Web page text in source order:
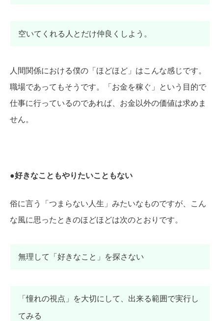
空いてくれる人とだけ仲良くしよう。
人間関係における僕の「ほどほど」はこんな感じです。
職場であってもそうです。「お金を稼ぐ」という目的で
仕事に行っているのであれば、お金以外の価値は求めま
せん。
●好きなこともやりたいこともない
俗に言う「つまらない人生」みたいなものですが、こん
な風に思ったときのほどほどは次のとおりです。
無理して「好きなこと」を探さない
「憧れの視点」を大切にして、出来る範囲で実行し
てみる